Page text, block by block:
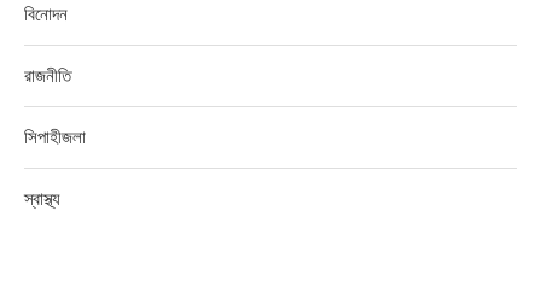
বিনোদন
রাজনীতি
সিপাহীজলা
স্বাস্থ্য